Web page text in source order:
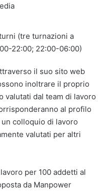
(tre turnazioni a
22:00; 22:00-06:00)
il suo sito web
inoltrare il proprio
valutati dal team di lavoro
al profilo
colloquio di lavoro
valutati per altri
per 100 addetti al
da Manpower